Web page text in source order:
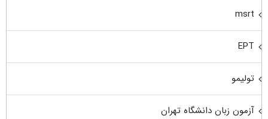
msrt
EPT
تولیمو
آزمون زبان دانشگاه تهران